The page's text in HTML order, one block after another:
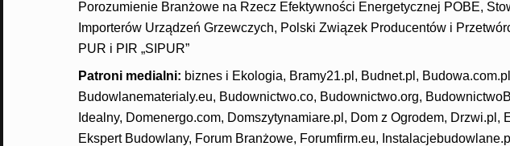
Porozumienie Branżowe na Rzecz Efektywności Energetycznej POBE,
Importerów Urządzeń Grzewczych, Polski Związek Producentów i
PUR i PIR „SIPUR”
Patroni medialni: biznes i Ekologia, Bramy21.pl, Budnet.pl,
Budowlanematerialy.eu, Budownictwo.co, Budownictwo.org,
Idealny, Domenergo.com, Domszytynamiare.pl, Dom z Ogrodem, Drzwi.pl,
Ekspert Budowlany, Forum Branżowe, Forumfirm.eu,